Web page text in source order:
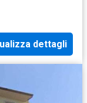
dettagli